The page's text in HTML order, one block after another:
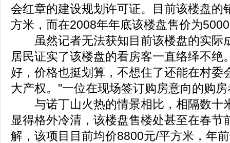
会红章的建设规划许可证。目前该楼盘的
方米，而在2008年年底该楼盘售价为
虽然记者无法获知目前该楼盘的实际
居民证实了该楼盘的看房客一直络绎不绝
好，价格也挺划算，不想住了还能在村委
大产权。"一位在现场签订购房意向的购
与诺丁山火热的情景相比，相隔数十
显得格外冷清，该楼盘售楼处甚至在春节
解，该项目目前均价8800元/平方米，年